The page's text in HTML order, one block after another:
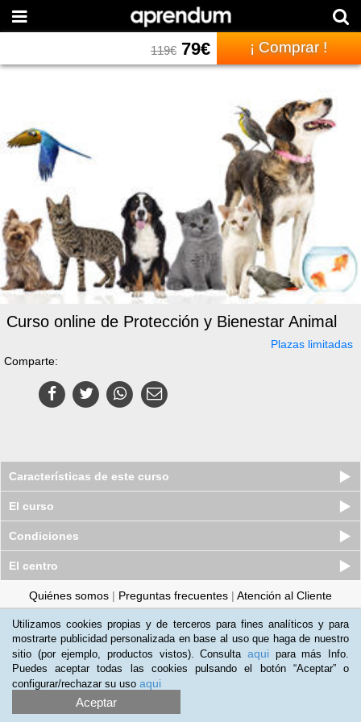
119€79€ ¡ Comprar !
Curso online de Protección y Bienestar Animal
Plazas limitadas
Comparte:
Características de este curso
El curso
Condiciones
El centro
Utilizamos cookies propias y de terceros para fines analíticos y para
mostrarte publicidad personalizada en base al uso que haga de nuestro
sitio (por ejemplo, productos vistos). Consulta aqui para más Info.
Puedes aceptar todas las cookies pulsando el botón “Aceptar” o
configurar/rechazar su uso aqui
Aceptar
Quiénes somos | Preguntas frecuentes | Atención al Cliente
Promociona tu negocio|Programa de Afiliación
2012-2026 Aprendum
LLámanos:
+34 91 989 0489
Condiciones de uso|